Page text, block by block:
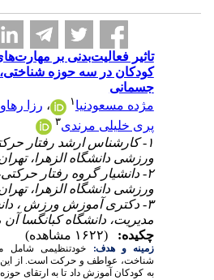
تاثیر فعالیت‌بدنی بر
کودکان در سه حوزه شناختی،
جسمانی
مژده مسعودنیا۱ ،رزا
پری خلیلی مرندی
۱- کارشناس ارشد رفتار
ورزشی دانشگاه الزهرا، تهران،
۲- دانشیار گروه رفتار
ورزشی دانشگاه الزهرا، تهران،
۳- دکتری آموزش ورزش ،
مدیریت، دانشگاه کبانگسا آن
چکیده:
زمینه و هدف:
خودتنظیمی شامل
شناخت، عواطف و حرکت است. از
به کودکان آموزش داد تا به ارتقای